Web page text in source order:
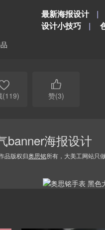
最新海报设计
|
设计小技巧
|
(119)

赞(3)
banner海报设计
版权归奥思铭所有，大美工网站只